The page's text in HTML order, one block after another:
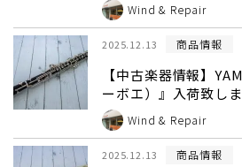
Wind & Repair
2025.12.13 商品情報
【中古楽器情報】
ーボエ）』入荷致し
Wind & Repair
2025.12.13 商品情報